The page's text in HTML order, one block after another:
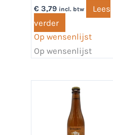
€ 3,79 incl. btw
Lees
verder
Op wensenlijst
Op wensenlijst